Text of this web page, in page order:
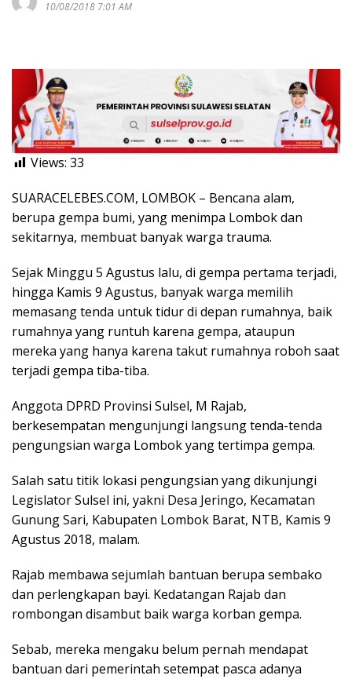
10/08/2018 7:01 AM
Views: 33
SUARACELEBES.COM, LOMBOK – Bencana alam,
berupa gempa bumi, yang menimpa Lombok dan
sekitarnya, membuat banyak warga trauma.
Sejak Minggu 5 Agustus lalu, di gempa pertama terjadi,
hingga Kamis 9 Agustus, banyak warga memilih
memasang tenda untuk tidur di depan rumahnya, baik
rumahnya yang runtuh karena gempa, ataupun
mereka yang hanya karena takut rumahnya roboh saat
terjadi gempa tiba-tiba.
Anggota DPRD Provinsi Sulsel, M Rajab,
berkesempatan mengunjungi langsung tenda-tenda
pengungsian warga Lombok yang tertimpa gempa.
Salah satu titik lokasi pengungsian yang dikunjungi
Legislator Sulsel ini, yakni Desa Jeringo, Kecamatan
Gunung Sari, Kabupaten Lombok Barat, NTB, Kamis 9
Agustus 2018, malam.
Rajab membawa sejumlah bantuan berupa sembako
dan perlengkapan bayi. Kedatangan Rajab dan
rombongan disambut baik warga korban gempa.
Sebab, mereka mengaku belum pernah mendapat
bantuan dari pemerintah setempat pasca adanya